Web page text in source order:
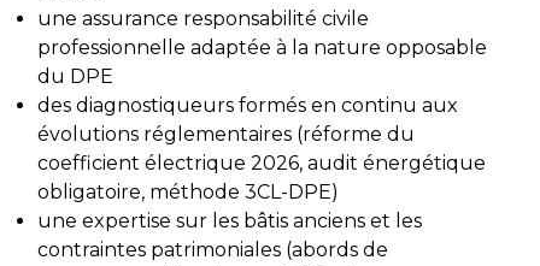
une assurance responsabilité civile
professionnelle adaptée à la nature opposable
du DPE
des diagnostiqueurs formés en continu aux
évolutions réglementaires (réforme du
coefficient électrique 2026, audit énergétique
obligatoire, méthode 3CL-DPE)
une expertise sur les bâtis anciens et les
contraintes patrimoniales (abords de